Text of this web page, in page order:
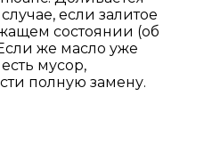
если залитое
состоянии (об
же масло уже
мусор,
полную замену.